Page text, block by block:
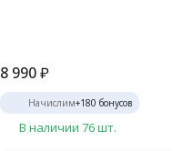
8 990 ₽
Начислим+180 бонусов
В наличии 76 шт.